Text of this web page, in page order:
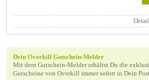
Dein Overkill Gutschein-Melder
Mit dem Gutschein-Melder erhältst Du die
Gutscheine von Overkill immer sofort in Dein